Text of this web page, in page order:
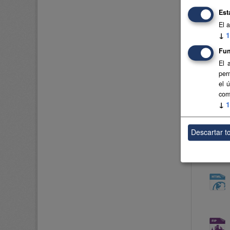
El
↓ 1
El
el
↓ 1
Descartar